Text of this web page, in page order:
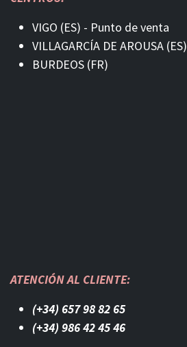
VIGO (ES) - Punto de venta
VILLAGARCÍA DE AROUSA (ES)
BURDEOS (FR)
ATENCIÓN AL CLIENTE:
(+34) 657 98 82 65
(+34) 986 42 45 46​